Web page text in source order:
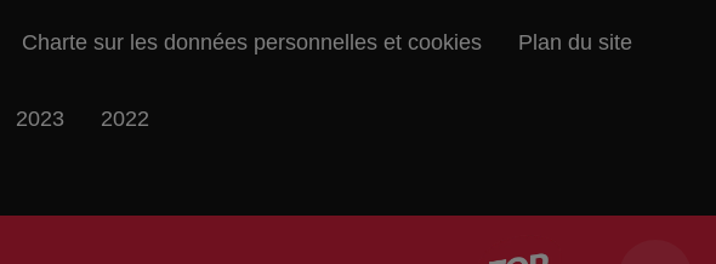
Charte sur les données personnelles et cookies Plan du site
2023 2022